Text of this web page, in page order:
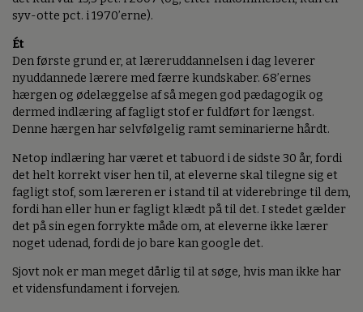
syv-otte pct. i 1970’erne).
Ét
Den første grund er, at læreruddannelsen i dag leverer
nyuddannede lærere med færre kundskaber. 68’ernes
hærgen og ødelæggelse af så megen god pædagogik og
dermed indlæring af fagligt stof er fuldført for længst.
Denne hærgen har selvfølgelig ramt seminarierne hårdt.
Netop indlæring har været et tabuord i de sidste 30 år, fordi
det helt korrekt viser hen til, at eleverne skal tilegne sig et
fagligt stof, som læreren er i stand til at viderebringe til dem,
fordi han eller hun er fagligt klædt på til det. I stedet gælder
det på sin egen forrykte måde om, at eleverne ikke lærer
noget udenad, fordi de jo bare kan google det.
Sjovt nok er man meget dårlig til at søge, hvis man ikke har
et vidensfundament i forvejen.